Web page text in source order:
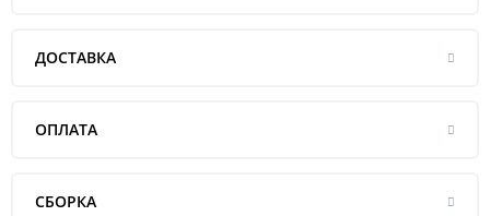
ДОСТАВКА
ОПЛАТА
СБОРКА